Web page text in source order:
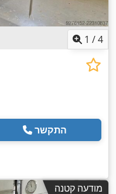
1 /4
התקשר
מודעה קטנה